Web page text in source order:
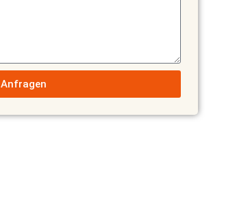
Anfragen